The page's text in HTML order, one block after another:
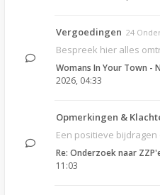
Vergoedingen 24
Bespreek hier alles
Womans In Your Town -
2026, 04:33
Opmerkingen &
Een positieve
Re: Onderzoek naar
11:03